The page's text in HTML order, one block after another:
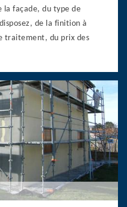
la façade, du type de
de la finition à
traitement, du prix des